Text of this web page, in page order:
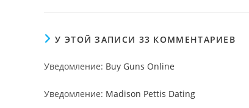
У ЭТОЙ ЗАПИСИ 33 КОММЕНТАРИЕВ
Уведомление: Buy Guns Online
Уведомление: Madison Pettis Dating